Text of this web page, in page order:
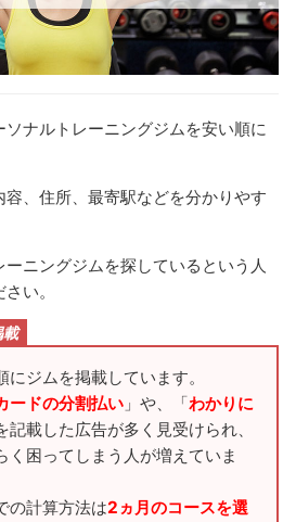
ナルトレーニングジムを安い順に
、住所、最寄駅などを分かりやす
ニングジムを探しているという人
い。
載
ジムを掲載しています。
ードの分割払い 」や、「わかりに
記載した広告が多く見受けられ、
く困ってしまう人が増えていま
の計算方法は2ヵ月のコースを選